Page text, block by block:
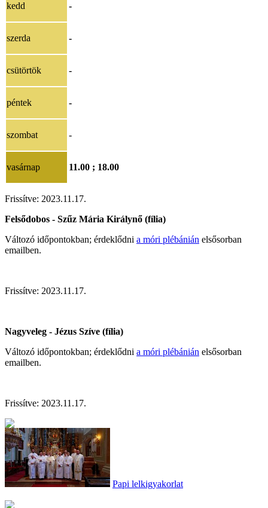
kedd -
szerda -
csütörtök -
péntek -
szombat -
vasárnap 11.00 ; 18.00
Frissítve: 2023.11.17.
Felsődobos - Szűz Mária Királynő (fília)
Változó időpontokban; érdeklődni a móri plébánián elsősorban
emailben.
Frissítve: 2023.11.17.
Nagyveleg - Jézus Szíve (fília)
Változó időpontokban; érdeklődni a móri plébánián elsősorban
emailben.
Frissítve: 2023.11.17.
Papi lelkigyakorlat